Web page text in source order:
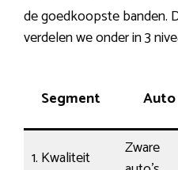
de goedkoopste banden.
verdelen we onder in 3
Segment Auto
1. Kwaliteit
Zware